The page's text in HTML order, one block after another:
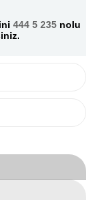
444 5 235 nolu